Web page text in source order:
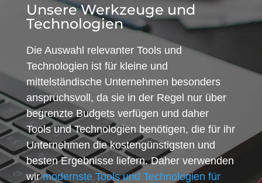
Unsere Werkzeuge und
Technologien
Die Auswahl relevanter Tools und
Technologien ist für kleine und
mittelständische Unternehmen besonders
anspruchsvoll, da sie in der Regel nur über
begrenzte Budgets verfügen und daher
Tools und Technologien benötigen, die für ihr
Unternehmen die kostengünstigsten und
besten Ergebnisse liefern. Daher verwenden
wirmodernste Tools und Technologien für